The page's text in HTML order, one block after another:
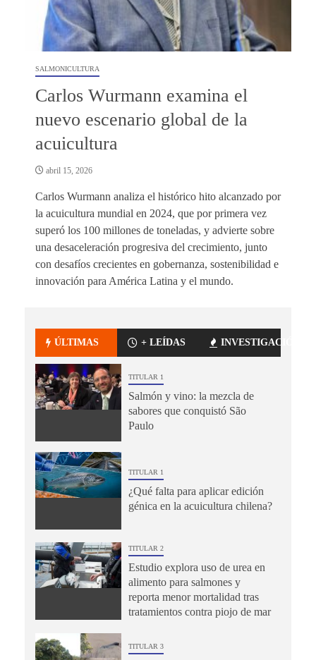
SALMONICULTURA
Carlos Wurmann examina el
nuevo escenario global de la
acuicultura
abril 15, 2026
Carlos Wurmann analiza el histórico hito alcanzado por
la acuicultura mundial en 2024, que por primera vez
superó los 100 millones de toneladas, y advierte sobre
una desaceleración progresiva del crecimiento, junto
con desafíos crecientes en gobernanza, sostenibilidad e
innovación para América Latina y el mundo.
ÚLTIMAS + LEÍDAS INVESTIGACIÓN
TITULAR 1
Salmón y vino: la mezcla de
sabores que conquistó São
Paulo
TITULAR 1
¿Qué falta para aplicar edición
génica en la acuicultura chilena?
TITULAR 2
Estudio explora uso de urea en
alimento para salmones y
reporta menor mortalidad tras
tratamientos contra piojo de mar
TITULAR 3